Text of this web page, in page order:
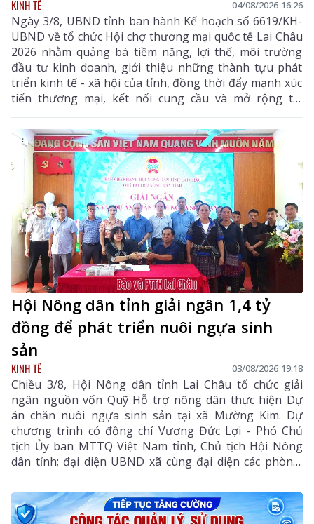
KINH TẾ 04/08/2026 16:26
Ngày 3/8, UBND tỉnh ban hành Kế hoạch số 6619/KH-
UBND về tổ chức Hội chợ thương mại quốc tế Lai Châu
2026 nhằm quảng bá tiềm năng, lợi thế, môi trường
đầu tư kinh doanh, giới thiệu những thành tựu phát
triển kinh tế - xã hội của tỉnh, đồng thời đẩy mạnh xúc
tiến thương mại, kết nối cung cầu và mở rộng thị
trường tiêu thụ cho các sản phẩm đặc hữu, sản phẩm
OCOP và các mặt hàng có tiềm năng xuất khẩu của địa
phương.
Hội Nông dân tỉnh giải ngân 1,4 tỷ
đồng để phát triển nuôi ngựa sinh
sản
KINH TẾ 03/08/2026 19:18
Chiều 3/8, Hội Nông dân tỉnh Lai Châu tổ chức giải
ngân nguồn vốn Quỹ Hỗ trợ nông dân thực hiện Dự
án chăn nuôi ngựa sinh sản tại xã Mường Kim. Dự
chương trình có đồng chí Vương Đức Lợi - Phó Chủ
tịch Ủy ban MTTQ Việt Nam tỉnh, Chủ tịch Hội Nông
dân tỉnh; đại diện UBND xã cùng đại diện các phòng,
ban chuyên môn, Hội Nông dân xã và các hội viên
tham gia dự án.